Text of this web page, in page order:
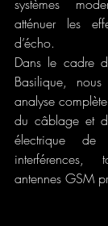
systèmes
atténuer les
d’écho.
Dans le cadre
Basilique,
analyse
du câblage et
électrique de
interférences,
antennes GSM